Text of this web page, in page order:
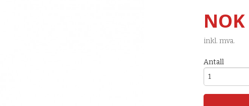
Pris
NOK
inkl. mva.
Antall